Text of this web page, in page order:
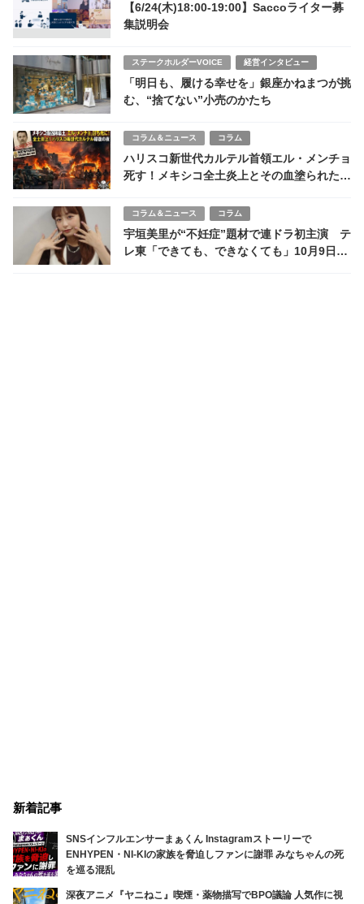
【6/24(木)18:00-19:00】Saccoライター募
集説明会
ステークホルダーVOICE 経営インタビュー
「明日も、履ける幸せを」銀座かねまつが挑
む、“捨てない”小売のかたち
コラム＆ニュース コラム
ハリスコ新世代カルテル首領エル・メンチョ
死す！メキシコ全土炎上とその血塗られた生
コラム＆ニュース コラム
宇垣美里が“不妊症”題材で連ドラ初主演 テ
レ東「できても、できなくても」10月9日放
新着記事
SNSインフルエンサーまぁくん Instagramストーリーで
ENHYPEN・NI-KIの家族を脅迫しファンに謝罪 みなちゃんの死
を巡る混乱
深夜アニメ『ヤニねこ』喫煙・薬物描写でBPO議論 人気作に視